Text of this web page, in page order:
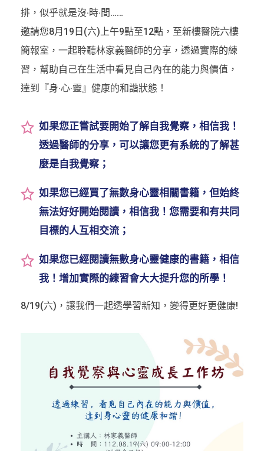
排，似乎就是沒‧時‧間……
邀請您8月19日(六)上午9點至12點，至新樓醫院六樓
簡報室，一起聆聽林家義醫師的分享，透過實際的練
習，幫助自己在生活中看見自己內在的能力與價值，
達到『身‧心‧靈』健康的和諧狀態！
如果您正嘗試要開始了解自我覺察，相信我！
透過醫師的分享，可以讓您更有系統的了解甚
麼是自我覺察；
如果您已經買了無數身心靈相關書籍，但始終
無法好好開始閱讀，相信我！您需要和有共同
目標的人互相交流；
如果您已經閱讀無數身心靈健康的書籍，相信
我！增加實際的練習會大大提升您的所學！
8/19(六)，讓我們一起透學習新知，變得更好更健康!